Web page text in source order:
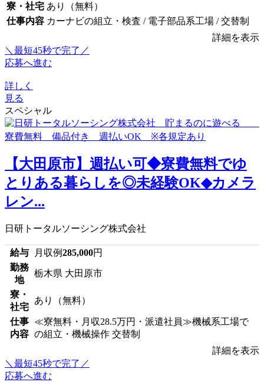
寮・社宅 あり（無料）
仕事内容 カーナビの組立・検査 / 電子部品系工場 / 交替制
詳細を表示
＼最短45秒で完了／
応募へ進む
詳しく
見る
スペシャル
【大田原市】週払い可◆寮費無料でゆ
とりある暮らしを◎未経験OK◆カメラ
レン...
日研トータルソーシング株式会社
給与 月収例285,000円
勤務
地
栃木県 大田原市
寮・
社宅
あり（無料）
仕事
内容
≪寮無料・月収28.5万円・派遣社員≫機械系工場で
の組立・機械操作 交替制
詳細を表示
＼最短45秒で完了／
応募へ進む